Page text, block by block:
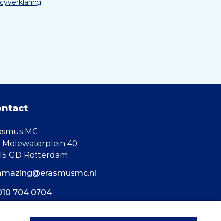
.
MC
Molewaterplein 40
GD Rotterdam
704 0704